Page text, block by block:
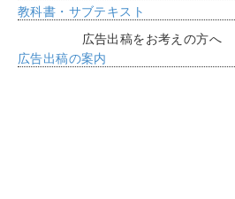
教科書・サブテキスト
広告出稿をお考えの方へ
広告出稿の案内